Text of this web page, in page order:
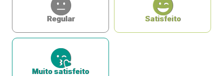
Regular Satisfeito
Muito satisfeito